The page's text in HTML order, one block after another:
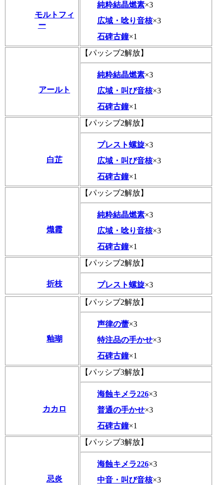
モルトフィ
ー
純粋結晶燃素×3
広域・唸り音核×3
石碑古鐘×1
アールト
【パッシブ2解放】
純粋結晶燃素×3
広域・叫び音核×3
石碑古鐘×1
白芷
【パッシブ2解放】
プレスト螺旋×3
広域・叫び音核×3
石碑古鐘×1
熾霞
【パッシブ2解放】
純粋結晶燃素×3
広域・唸り音核×3
石碑古鐘×1
折枝
【パッシブ2解放】
プレスト螺旋×3
釉瑚
【パッシブ2解放】
声律の蕾×3
特注品の手かせ×3
石碑古鐘×1
カカロ
【パッシブ3解放】
海蝕キメラ226×3
普通の手かせ×3
石碑古鐘×1
忌炎
【パッシブ3解放】
海蝕キメラ226×3
中音・叫び音核×3